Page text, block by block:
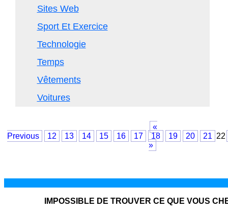
Sites Web
Sport Et Exercice
Technologie
Temps
Vêtements
Voitures
«
Previous
12 13 14 15 16 17 18 19 20 21 22
»
IMPOSSIBLE DE TROUVER CE QUE VOUS